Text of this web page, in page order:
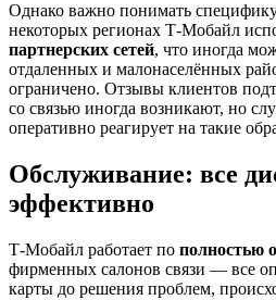
Однако важно понимать
некоторых регионах Т-Мобайл
партнерских сетей, что иногда
отдаленных и малонаселённых
ограничено. Отзывы клиентов
со связью иногда возникают, но
оперативно реагирует на такие
Обслуживание: все
эффективно
Т-Мобайл работает по полностью
фирменных салонов связи — все
карты до решения проблем,